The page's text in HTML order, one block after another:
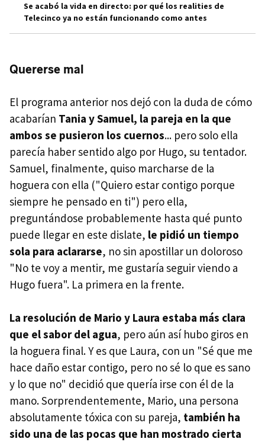
Se acabó la vida en directo: por qué los realities de
Telecinco ya no están funcionando como antes
Quererse mal
El programa anterior nos dejó con la duda de cómo
acabarían Tania y Samuel, la pareja en la que
ambos se pusieron los cuernos... pero solo ella
parecía haber sentido algo por Hugo, su tentador.
Samuel, finalmente, quiso marcharse de la
hoguera con ella ("Quiero estar contigo porque
siempre he pensado en ti") pero ella,
preguntándose probablemente hasta qué punto
puede llegar en este dislate, le pidió un tiempo
sola para aclararse, no sin apostillar un doloroso
"No te voy a mentir, me gustaría seguir viendo a
Hugo fuera". La primera en la frente.
La resolución de Mario y Laura estaba más clara
que el sabor del agua, pero aún así hubo giros en
la hoguera final. Y es que Laura, con un "Sé que me
hace daño estar contigo, pero no sé lo que es sano
y lo que no" decidió que quería irse con él de la
mano. Sorprendentemente, Mario, una persona
absolutamente tóxica con su pareja, también ha
sido una de las pocas que han mostrado cierta